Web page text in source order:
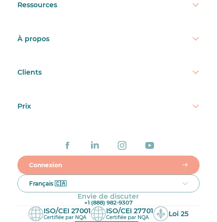
Ressources
À propos
Clients
Prix
Connexion
Français 🇨🇦
Envie de discuter
+1 (888) 982-9307
ISO/CEI 27001
Certifiée par NQA
ISO/CEI 27701
Certifiée par NQA Loi 25